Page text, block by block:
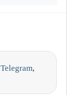
Telegram,